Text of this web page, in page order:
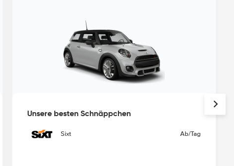
Unsere besten Schnäppchen
Sixt Ab/Tag